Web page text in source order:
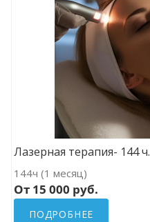
Лазерная терапия- 144 ч.
144ч (1 месяц)
От 15 000 руб.
ПОДРОБНЕЕ